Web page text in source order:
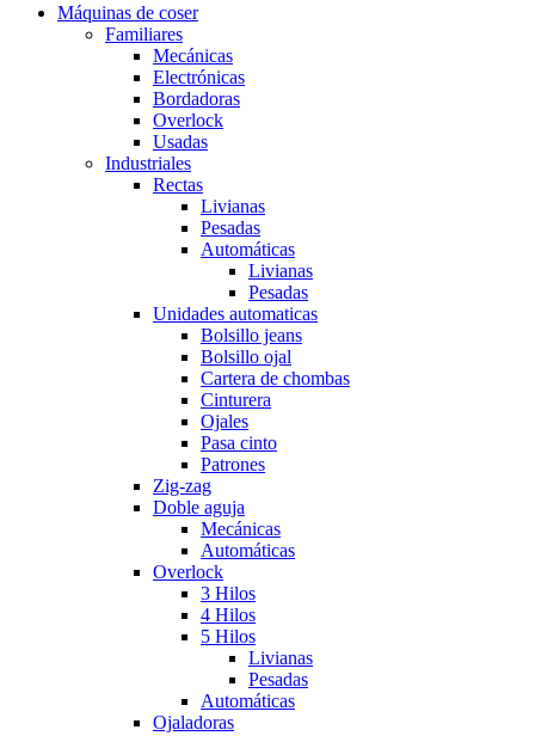
Máquinas de coser
Familiares
Mecánicas
Electrónicas
Bordadoras
Overlock
Usadas
Industriales
Rectas
Livianas
Pesadas
Automáticas
Livianas
Pesadas
Unidades automaticas
Bolsillo jeans
Bolsillo ojal
Cartera de chombas
Cinturera
Ojales
Pasa cinto
Patrones
Zig-zag
Doble aguja
Mecánicas
Automáticas
Overlock
3 Hilos
4 Hilos
5 Hilos
Livianas
Pesadas
Automáticas
Ojaladoras